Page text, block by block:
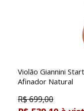
Violão Giannini
Afinador Natural
R$699,00